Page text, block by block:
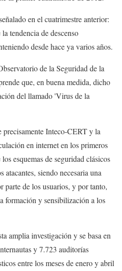
en el cuatrimestre anterior:
tendencia de descenso
desde hace ya varios años.
de la Seguridad de la
que, en buena medida, dicho
del llamado 'Virus de la
Inteco-CERT y la
en internet en los primeros
esquemas de seguridad clásicos
atacantes, siendo necesaria una
parte de los usuarios, y por tanto,
formación y sensibilización a los
amplia investigación y se basa en
y 7.723 auditorías
entre los meses de enero y abril